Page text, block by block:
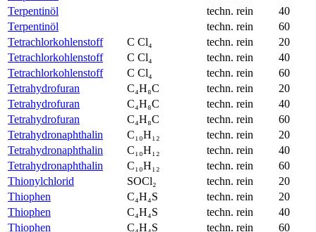
Terpentinöl
techn. rein
40
Terpentinöl
techn. rein
60
Tetrachlorkohlenstoff
C Cl₄ techn. rein
20
Tetrachlorkohlenstoff
C Cl₄ techn. rein
40
Tetrachlorkohlenstoff
C Cl₄ techn. rein
60
Tetrahydrofuran
C₄H₈C techn. rein
20
Tetrahydrofuran
C₄H₈C techn. rein
40
Tetrahydrofuran
C₄H₈C techn. rein
60
Tetrahydronaphthalin
C₁₀H₁₂ techn. rein
20
Tetrahydronaphthalin
C₁₀H₁₂ techn. rein
40
Tetrahydronaphthalin
C₁₀H₁₂ techn. rein
60
Thionylchlorid
SOCl₂ techn. rein
20
Thiophen
C₄H₄S techn. rein
20
Thiophen
C₄H₄S techn. rein
40
Thiophen
C₄H₄S techn. rein
60